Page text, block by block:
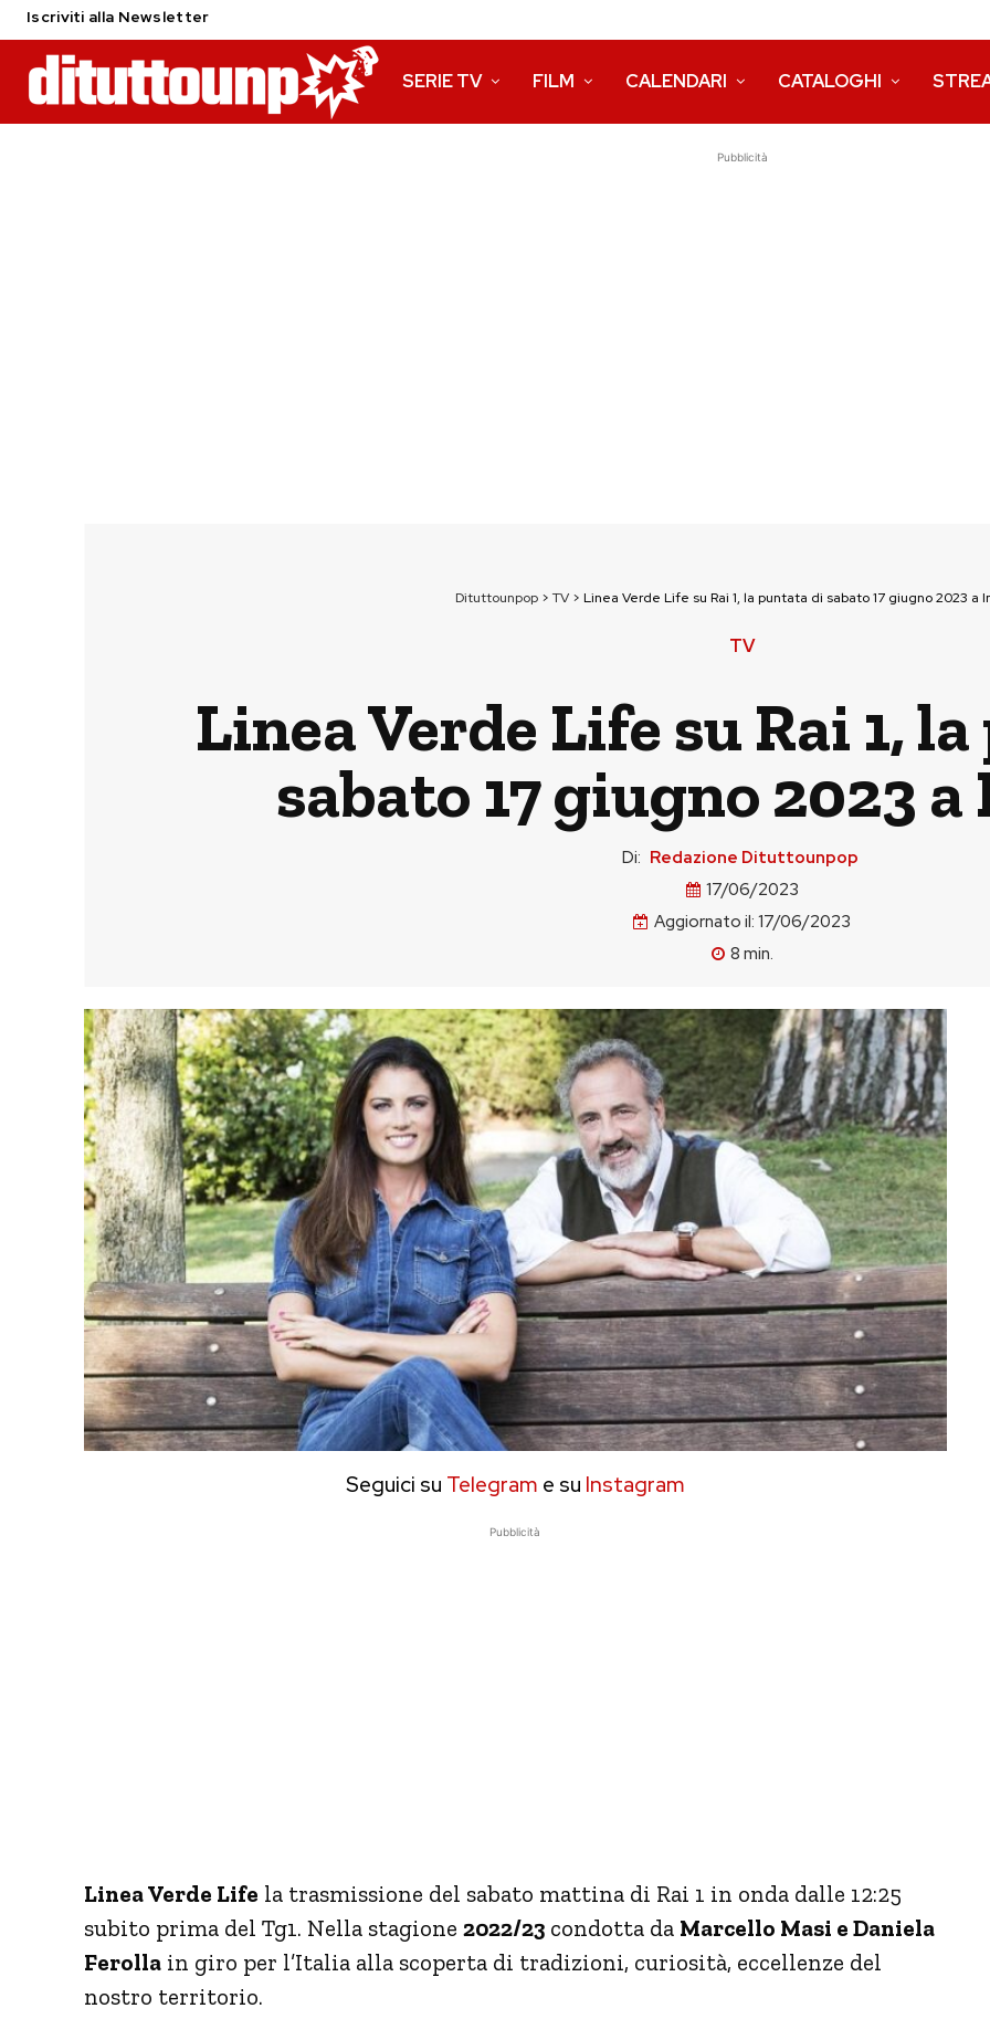
Iscriviti alla Newsletter
SERIE TV FILM CALENDARI CATALOGHI
Pubblicità
Dituttounpop> TV> Linea Verde Life su Rai 1, la puntata di sabato 17 giugno 2023 a
TV
Linea Verde Life su Rai 1,
sabato 17 giugno 2023
Di: Redazione Dituttounpop
17/06/2023
Aggiornato il: 17/06/2023
8 min.
Seguici su Telegram e su Instagram
Pubblicità
Linea Verde Life la trasmissione del sabato mattina di Rai 1 in onda dalle 12:25
subito prima del Tg1. Nella stagione 2022/23 condotta da Marcello Masi e Daniela
Ferolla in giro per l’Italia alla scoperta di tradizioni, curiosità, eccellenze del
nostro territorio.